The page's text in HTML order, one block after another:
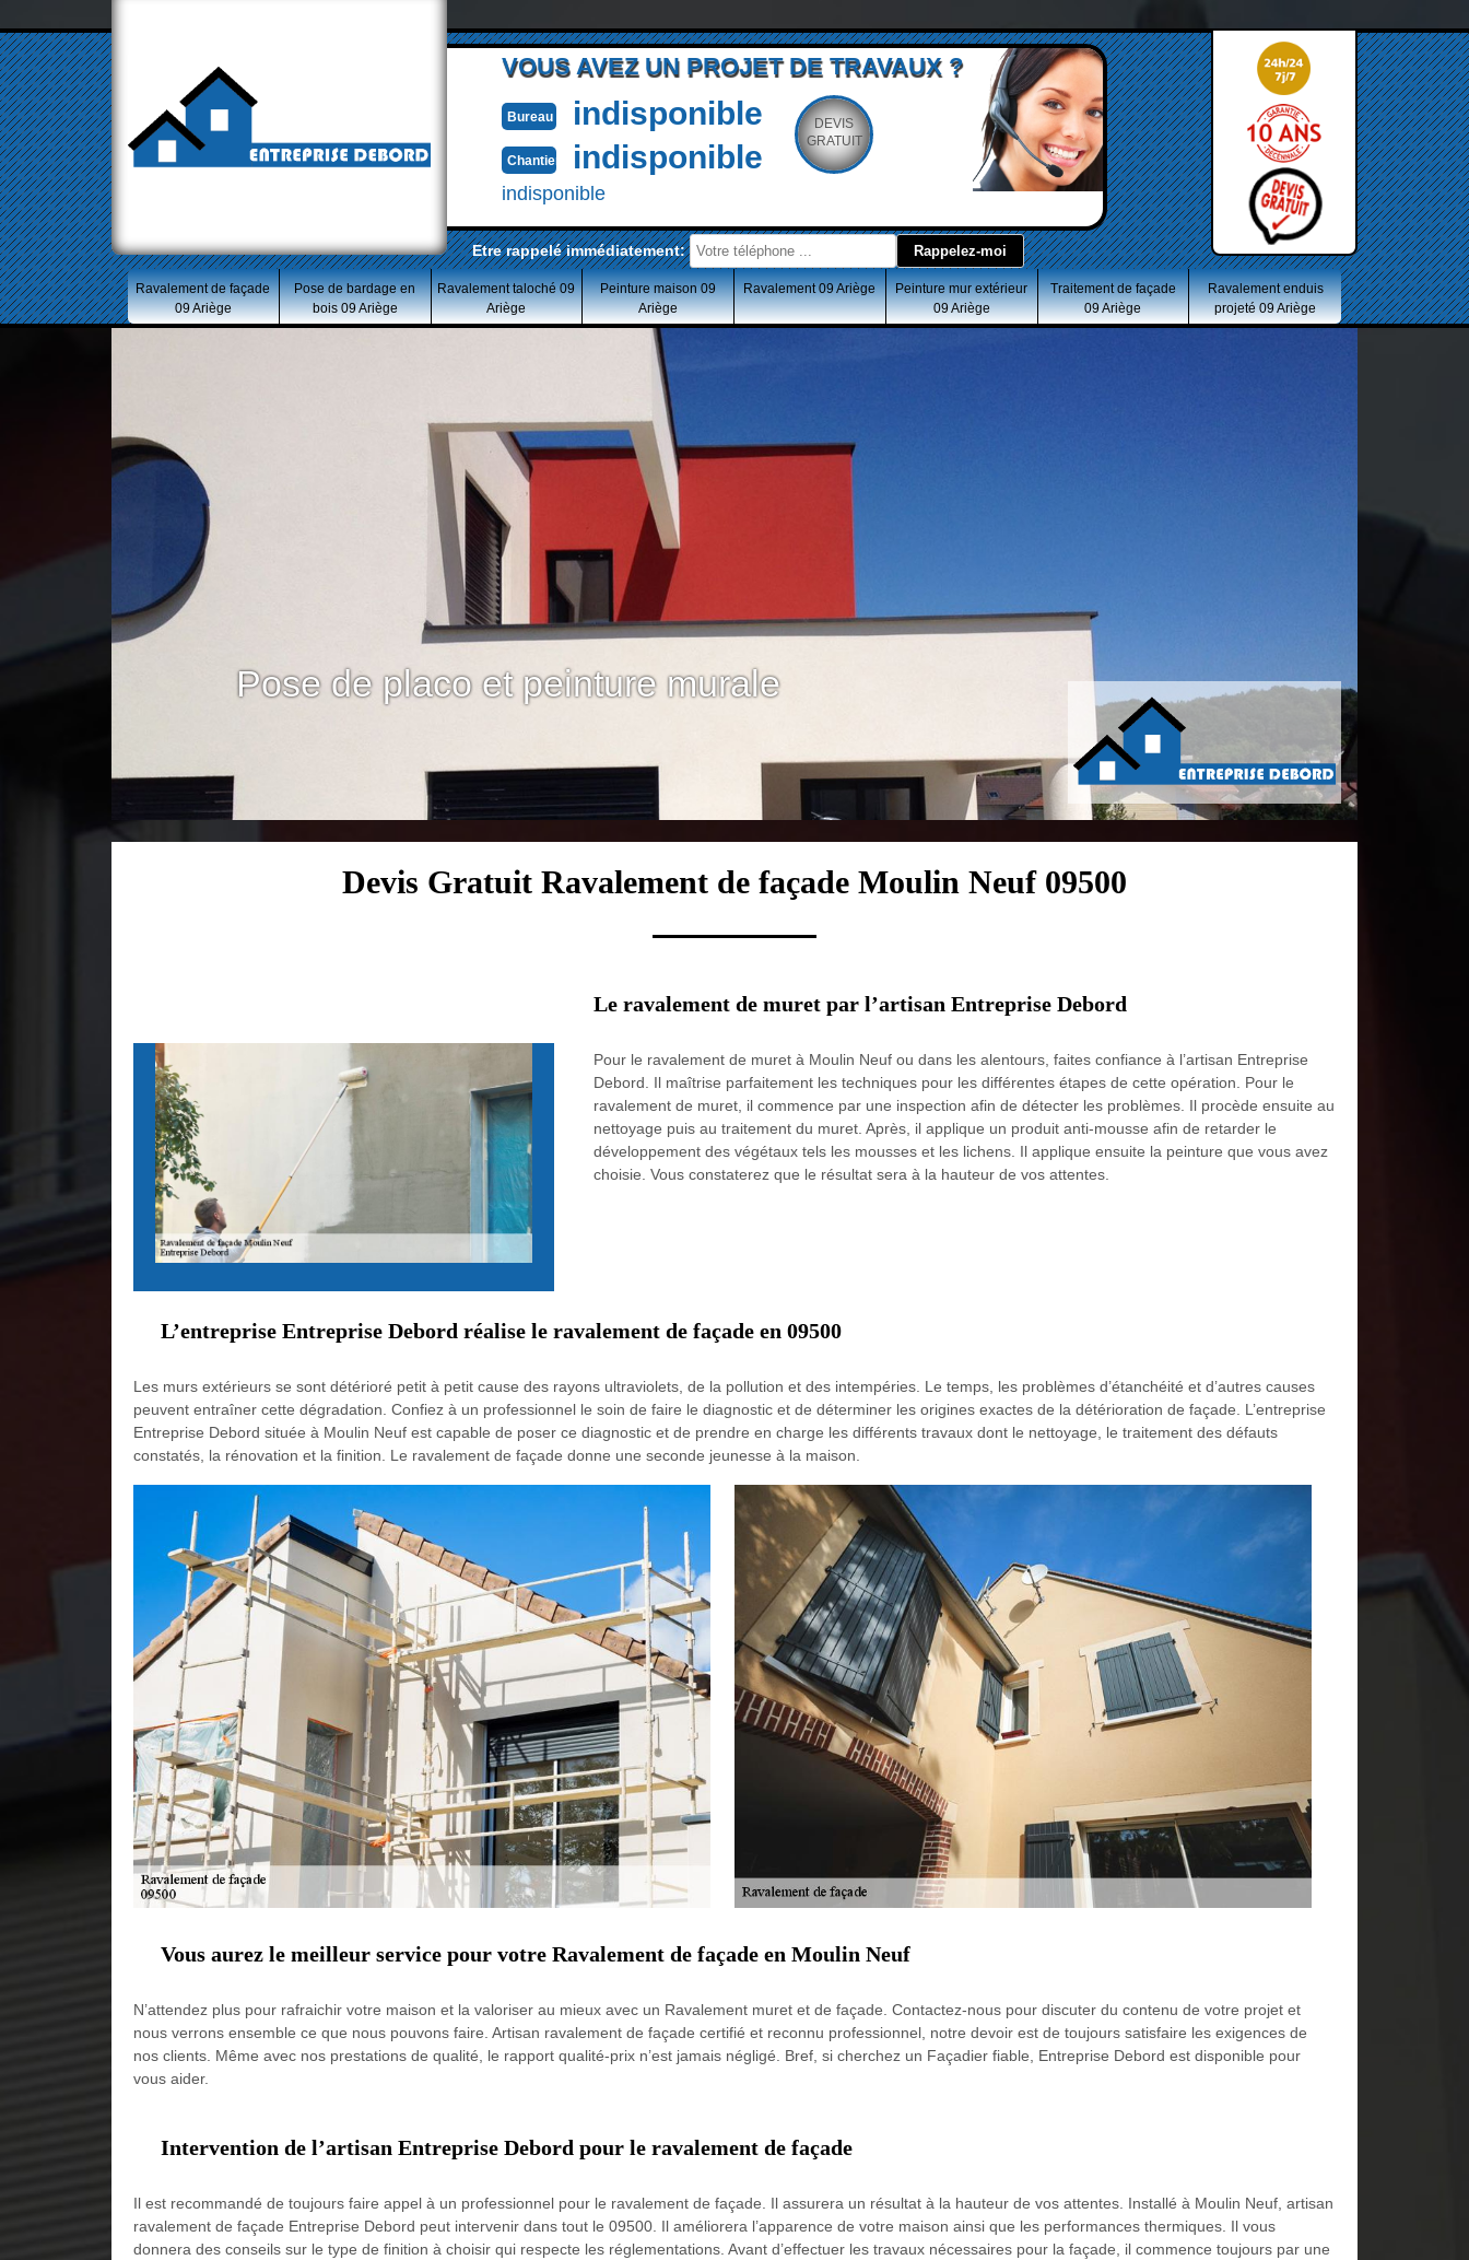
VOUS AVEZ UN PROJET DE TRAVAUX ?
Bureau indisponible
Chantier indisponible
indisponible
DEVIS
GRATUIT
Etre rappelé immédiatement:
Ravalement de façade
09 Ariège
Pose de bardage en
bois 09 Ariège
Ravalement taloché 09
Ariège
Peinture maison 09
Ariège
Ravalement 09 Ariège
Peinture mur extérieur
09 Ariège
Traitement de façade
09 Ariège
Ravalement enduis
projeté 09 Ariège
Pose de placo et peinture murale
Devis Gratuit Ravalement de façade Moulin Neuf 09500
Le ravalement de muret par l’artisan Entreprise Debord
Pour le ravalement de muret à Moulin Neuf ou dans les alentours, faites confiance à l’artisan Entreprise
Debord. Il maîtrise parfaitement les techniques pour les différentes étapes de cette opération. Pour le
ravalement de muret, il commence par une inspection afin de détecter les problèmes. Il procède ensuite au
nettoyage puis au traitement du muret. Après, il applique un produit anti-mousse afin de retarder le
développement des végétaux tels les mousses et les lichens. Il applique ensuite la peinture que vous avez
choisie. Vous constaterez que le résultat sera à la hauteur de vos attentes.
L’entreprise Entreprise Debord réalise le ravalement de façade en 09500
Les murs extérieurs se sont détérioré petit à petit cause des rayons ultraviolets, de la pollution et des intempéries. Le temps, les problèmes d’étanchéité et d’autres causes
peuvent entraîner cette dégradation. Confiez à un professionnel le soin de faire le diagnostic et de déterminer les origines exactes de la détérioration de façade. L’entreprise
Entreprise Debord située à Moulin Neuf est capable de poser ce diagnostic et de prendre en charge les différents travaux dont le nettoyage, le traitement des défauts
constatés, la rénovation et la finition. Le ravalement de façade donne une seconde jeunesse à la maison.
Vous aurez le meilleur service pour votre Ravalement de façade en Moulin Neuf
N’attendez plus pour rafraichir votre maison et la valoriser au mieux avec un Ravalement muret et de façade. Contactez-nous pour discuter du contenu de votre projet et
nous verrons ensemble ce que nous pouvons faire. Artisan ravalement de façade certifié et reconnu professionnel, notre devoir est de toujours satisfaire les exigences de
nos clients. Même avec nos prestations de qualité, le rapport qualité-prix n’est jamais négligé. Bref, si cherchez un Façadier fiable, Entreprise Debord est disponible pour
vous aider.
Intervention de l’artisan Entreprise Debord pour le ravalement de façade
Il est recommandé de toujours faire appel à un professionnel pour le ravalement de façade. Il assurera un résultat à la hauteur de vos attentes. Installé à Moulin Neuf, artisan
ravalement de façade Entreprise Debord peut intervenir dans tout le 09500. Il améliorera l’apparence de votre maison ainsi que les performances thermiques. Il vous
donnera des conseils sur le type de finition à choisir qui respecte les réglementations. Avant d’effectuer les travaux nécessaires pour la façade, il commence toujours par une